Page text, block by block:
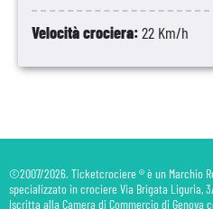
Velocità crociera:22 Km/h
©2007/2026. Ticketcrociere ® è un Marchio
specializzato in crociere Via Brigata Liguria, 3/
Iscritta alla Camera di Commercio di Genova